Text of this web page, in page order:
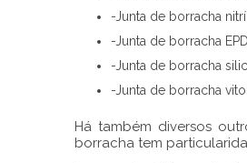
-Junta de borracha
-Junta de borracha
-Junta de borracha
-Junta de borracha
Há também diversos
borracha tem